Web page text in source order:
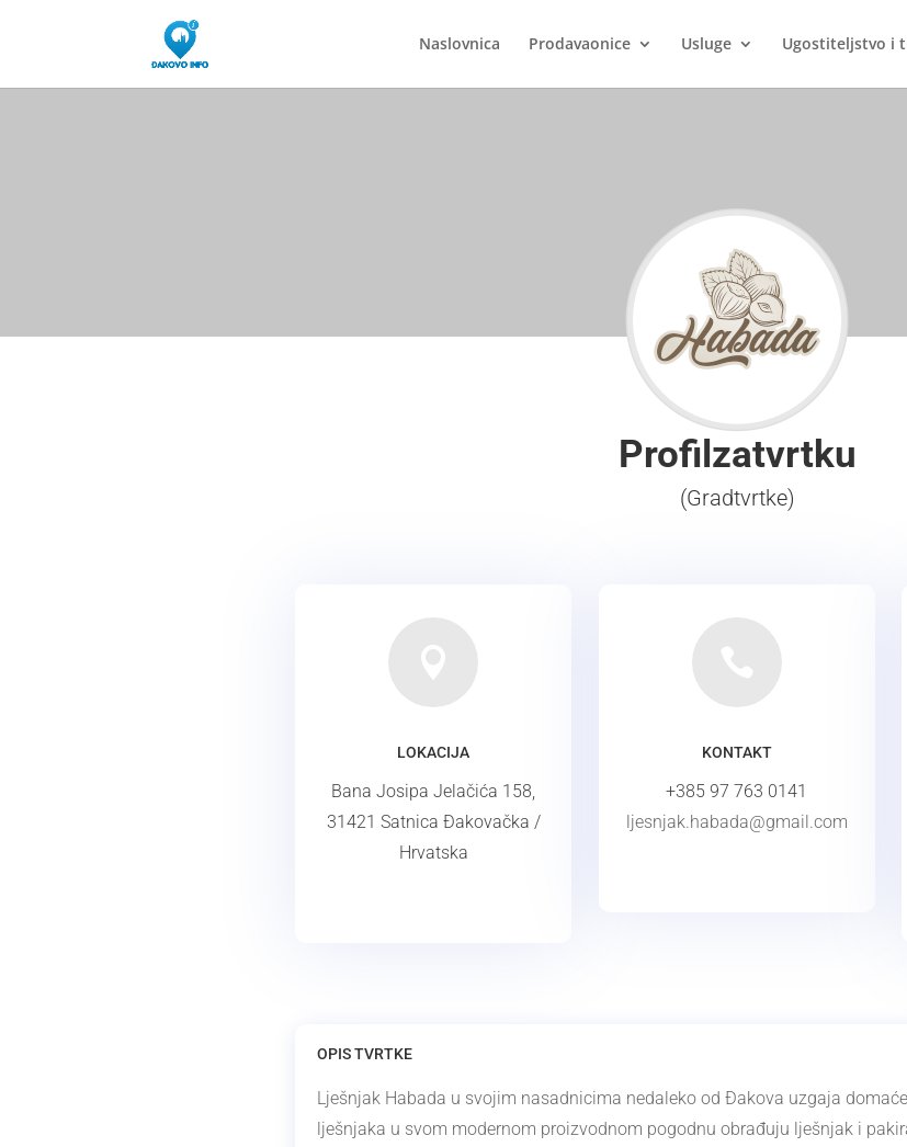
Naslovnica Prodavaonice Usluge Ugostiteljstvo i
Profilzatvrtku
(Gradtvrtke)
LOKACIJA
Bana Josipa Jelačića 158,
31421 Satnica Đakovačka /
Hrvatska
KONTAKT
+38597 763 0141
ljesnjak.habada@gmail.com
OPIS TVRTKE
Lješnjak Habada u svojim nasadnicima nedaleko od Đakova uzgaja
lješnjaka u svom modernom proizvodnom pogodnu obrađuju lješnjak i